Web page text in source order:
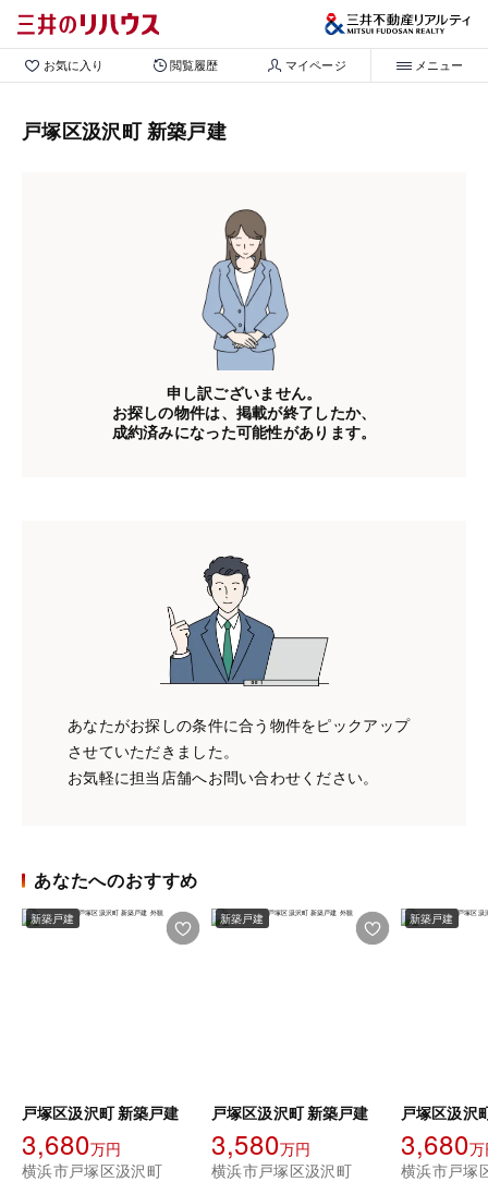
お気に入り 閲覧履歴 マイページ メニュー
戸塚区汲沢町 新築戸建
申し訳ございません。
お探しの物件は、掲載が終了したか、
成約済みになった可能性があります。
あなたがお探しの条件に合う物件をピックアップ
させていただきました。
お気軽に担当店舗へお問い合わせください。
あなたへのおすすめ
新築戸建
戸塚区汲沢町 新築戸建
3,680万円
横浜市戸塚区汲沢町
新築戸建
戸塚区汲沢町 新築戸建
3,580万円
横浜市戸塚区汲沢町
新築戸建
戸塚区汲沢
3,680万
横浜市戸塚